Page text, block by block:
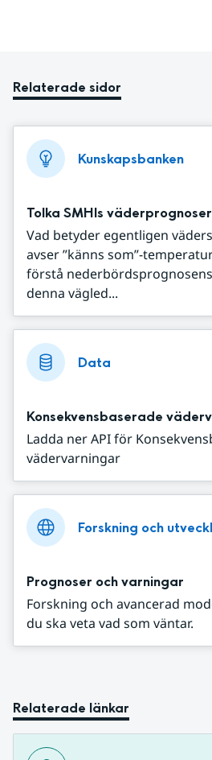
Relaterade sidor
Kunskapsbanken
Tolka SMHIs väderprognoser
Vad betyder egentligen
avser ”känns som”-
förstå
denna vägled...
Data
Konsekvensbaserade
Ladda ner API för
vädervarningar
Forskning och
Prognoser och varningar
Forskning och avancerad
du ska veta vad som väntar.
Relaterade länkar